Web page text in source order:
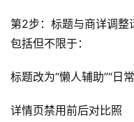
第2步：标题与商详调整
包括但不限于：
标题改为“懒人辅助”“日
详情页禁用前后对比照